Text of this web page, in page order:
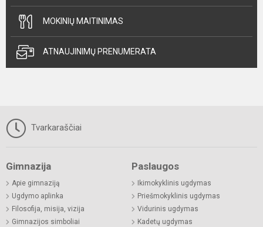
MOKINIŲ MAITINIMAS
ATNAUJINIMŲ PRENUMERATA
Tvarkaraščiai
Gimnazija
Apie gimnaziją
Ugdymo aplinka
Filosofija, misija, vizija
Gimnazijos simboliai
Paslaugos
Ikimokyklinis ugdymas
Priešmokyklinis ugdymas
Vidurinis ugdymas
Kadetų ugdymas